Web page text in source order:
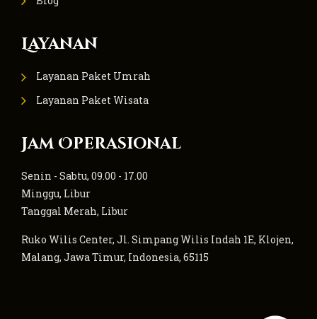
Layanan
Layanan Paket Umrah
Layanan Paket Wisata
Jam Operasional
Senin - Sabtu, 09.00 - 17.00
Minggu, Libur
Tanggal Merah, Libur
Ruko Wilis Center, Jl. Simpang Wilis Indah 1E, Klojen,
Malang, Jawa Timur, Indonesia, 65115